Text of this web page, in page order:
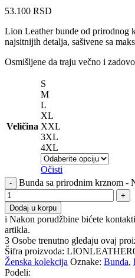
53.100 RSD
Lion Leather bunde od prirodnog
najsitnijih detalja, sašivene sa
Osmišljene da traju večno i
Veličina
S
M
L
XL
XXL
3XL
4XL
Očisti
Bunda sa prirodnim krznom -
Dodaj u korpu
i Nakon porudžbine bićete
artikla.
3 Osobe trenutno gledaju ovaj
Šifra proizvoda:
Ženska kolekcija Oznake: Bunda,
Podeli: